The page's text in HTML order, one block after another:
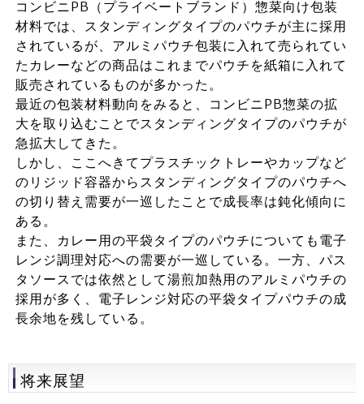
コンビニPB（プライベートブランド）惣菜向け包装
材料では、スタンディングタイプのパウチが主に採用
されているが、アルミパウチ包装に入れて売られてい
たカレーなどの商品はこれまでパウチを紙箱に入れて
販売されているものが多かった。
最近の包装材料動向をみると、コンビニPB惣菜の拡
大を取り込むことでスタンディングタイプのパウチが
急拡大してきた。
しかし、ここへきてプラスチックトレーやカップなど
のリジッド容器からスタンディングタイプのパウチへ
の切り替え需要が一巡したことで成長率は鈍化傾向に
ある。
また、カレー用の平袋タイプのパウチについても電子
レンジ調理対応への需要が一巡している。一方、パス
タソースでは依然として湯煎加熱用のアルミパウチの
採用が多く、電子レンジ対応の平袋タイプパウチの成
長余地を残している。
将来展望